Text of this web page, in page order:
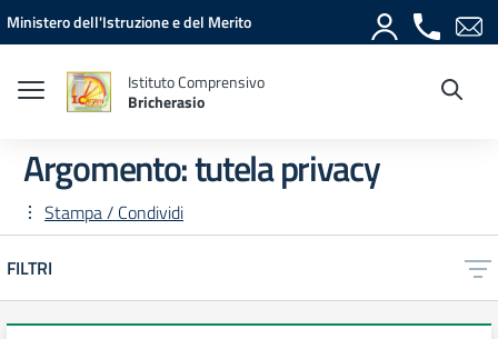
Vai ai contenuti
Vai al menu di navigazione
Vai al footer
Ministero dell'Istruzione e del Merito
Istituto Comprensivo
Bricherasio
Argomento: tutela privacy
Stampa / Condividi
FILTRI